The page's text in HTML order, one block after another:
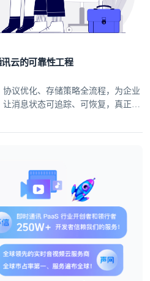
云的可靠性工程
议优化、存储策略全流程，为企业
消息状态可追踪、可恢复，真正实
云服务条款和 通讯云隐私政策
录客服云